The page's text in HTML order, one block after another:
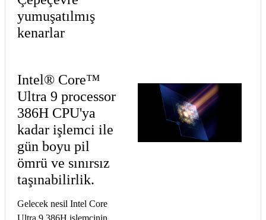
yumuşatılmış
kenarlar
Intel® Core™
Ultra 9 processor
386H CPU'ya
kadar işlemci ile
gün boyu pil
ömrü ve sınırsız
taşınabilirlik.
Gelecek nesil Intel Core
Ultra 9 386H işlemcinin